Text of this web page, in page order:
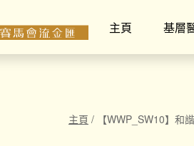
主頁 基層
主頁 / 【WWP_SW10】和